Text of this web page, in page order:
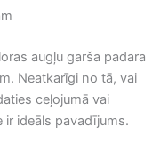
augļu garša padara
Neatkarīgi no tā, vai
ceļojumā vai
ir ideāls pavadījums.